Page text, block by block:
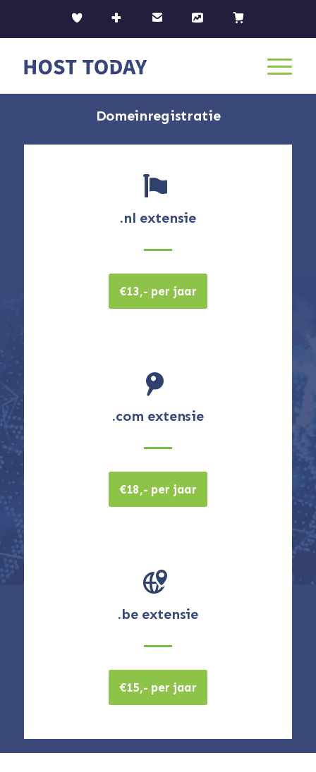
Domeinregistratie
.nl extensie
€13,- per jaar
.com extensie
€18,- per jaar
.be extensie
€15,- per jaar